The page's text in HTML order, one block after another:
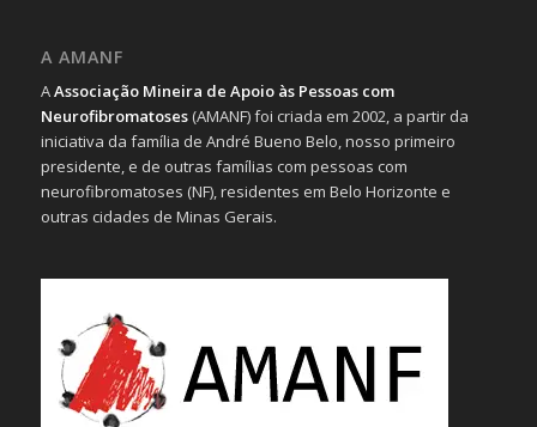
A AMANF
AAssociação Mineira de Apoio às Pessoas com
Neurofibromatoses(AMANF) foi criada em 2002, a partir da
iniciativa da família de André Bueno Belo, nosso primeiro
presidente, e de outras famílias com pessoas com
neurofibromatoses (NF), residentes em Belo Horizonte e
outras cidades de Minas Gerais.